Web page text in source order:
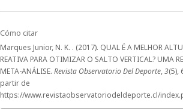
Cómo citar
Marques Junior, N. K. . (2017). QUAL É A MELHOR
REATIVA PARA OTIMIZAR O SALTO VERTICAL? UMA
META-ANÁLISE. Revista Observatorio Del Deporte,3(5),
partir de
https://www.revistaobservatoriodeldeporte.cl/